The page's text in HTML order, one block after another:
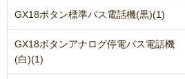
GX18ボタン標準バス電話機(黒)(1)
GX18ボタンアナログ停電バス電話機
(白)(1)